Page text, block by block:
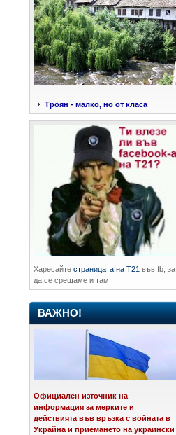
Троян - малко, но от класа
Харесайте страницата на Т21 във fb, за
да се срещаме и там.
ВАЖНО!
Официален източник на
информация за мерките и
действията във връзка с войната в
Украйна и приемането на украински